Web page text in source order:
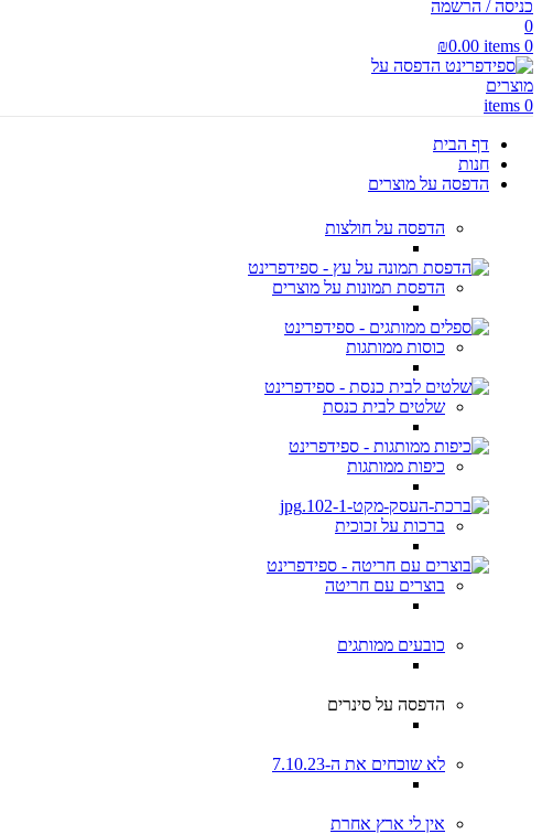
כניסה / הרשמה
0
0
items
₪0.00
0
items
דף הבית
חנות
הדפסה על מוצרים
הדפסה על חולצות
הדפסת תמונות על מוצרים
כוסות ממותגות
שלטים לבית כנסת
כיפות ממותגות
ברכות על זכוכית
בוצרים עם חריטה
כובעים ממותגים
הדפסה על סינרים
לא שוכחים את ה-7.10.23
אין לי ארץ אחרת